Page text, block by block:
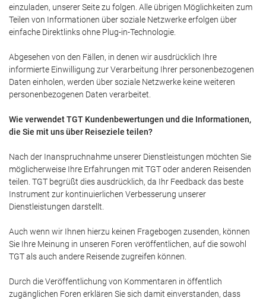
einzuladen, unserer Seite zu folgen. Alle übrigen Möglichkeiten zum
Teilen von Informationen über soziale Netzwerke erfolgen über
einfache Direktlinks ohne Plug-in-Technologie.
Abgesehen von den Fällen, in denen wir ausdrücklich Ihre
informierte Einwilligung zur Verarbeitung Ihrer personenbezogenen
Daten einholen, werden über soziale Netzwerke keine weiteren
personenbezogenen Daten verarbeitet.
Wie verwendet TGT Kundenbewertungen und die Informationen,
die Sie mit uns über Reiseziele teilen?
Nach der Inanspruchnahme unserer Dienstleistungen möchten Sie
möglicherweise Ihre Erfahrungen mit TGT oder anderen Reisenden
teilen. TGT begrüßt dies ausdrücklich, da Ihr Feedback das beste
Instrument zur kontinuierlichen Verbesserung unserer
Dienstleistungen darstellt.
Auch wenn wir Ihnen hierzu keinen Fragebogen zusenden, können
Sie Ihre Meinung in unseren Foren veröffentlichen, auf die sowohl
TGT als auch andere Reisende zugreifen können.
Durch die Veröffentlichung von Kommentaren in öffentlich
zugänglichen Foren erklären Sie sich damit einverstanden, dass